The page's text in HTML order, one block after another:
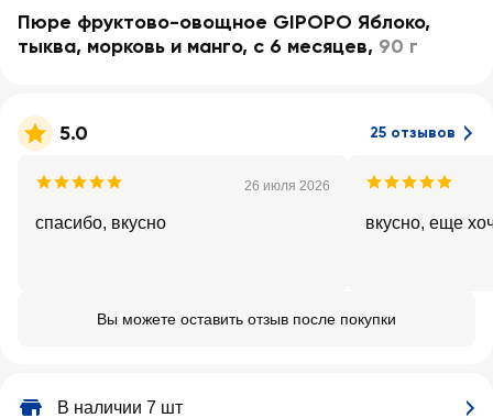
Пюре фруктово-овощное GIPOPO Яблоко,
тыква, морковь и манго, с 6 месяцев, 90 г
5.0 25 отзывов
26 июля 2026
спасибо, вкусно вкусно, еще
Вы можете оставить отзыв после покупки
В наличии 7 шт